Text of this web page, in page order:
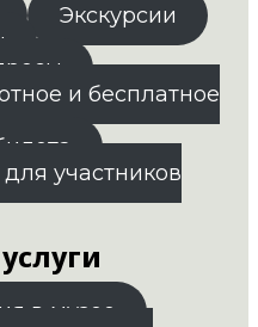
Экскурсии
и бесплатное
участников
в музее